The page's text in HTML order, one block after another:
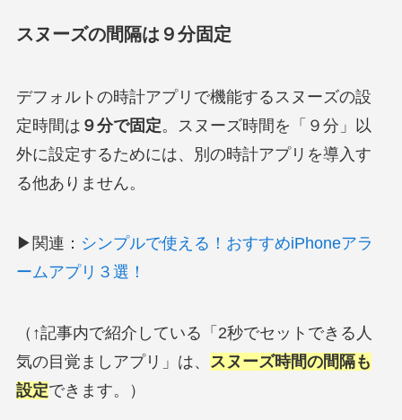
スヌーズの間隔は９分固定
デフォルトの時計アプリで機能するスヌーズの設
定時間は ９分で固定。スヌーズ時間を「９分」以
外に設定するためには、別の時計アプリを導入す
る他ありません。
▶関連： シンプルで使える！おすすめiPhoneアラ
ームアプリ３選！
（↑記事内で紹介している「2秒でセットできる人
気の目覚ましアプリ」は、 スヌーズ時間の間隔も
設定できます。）